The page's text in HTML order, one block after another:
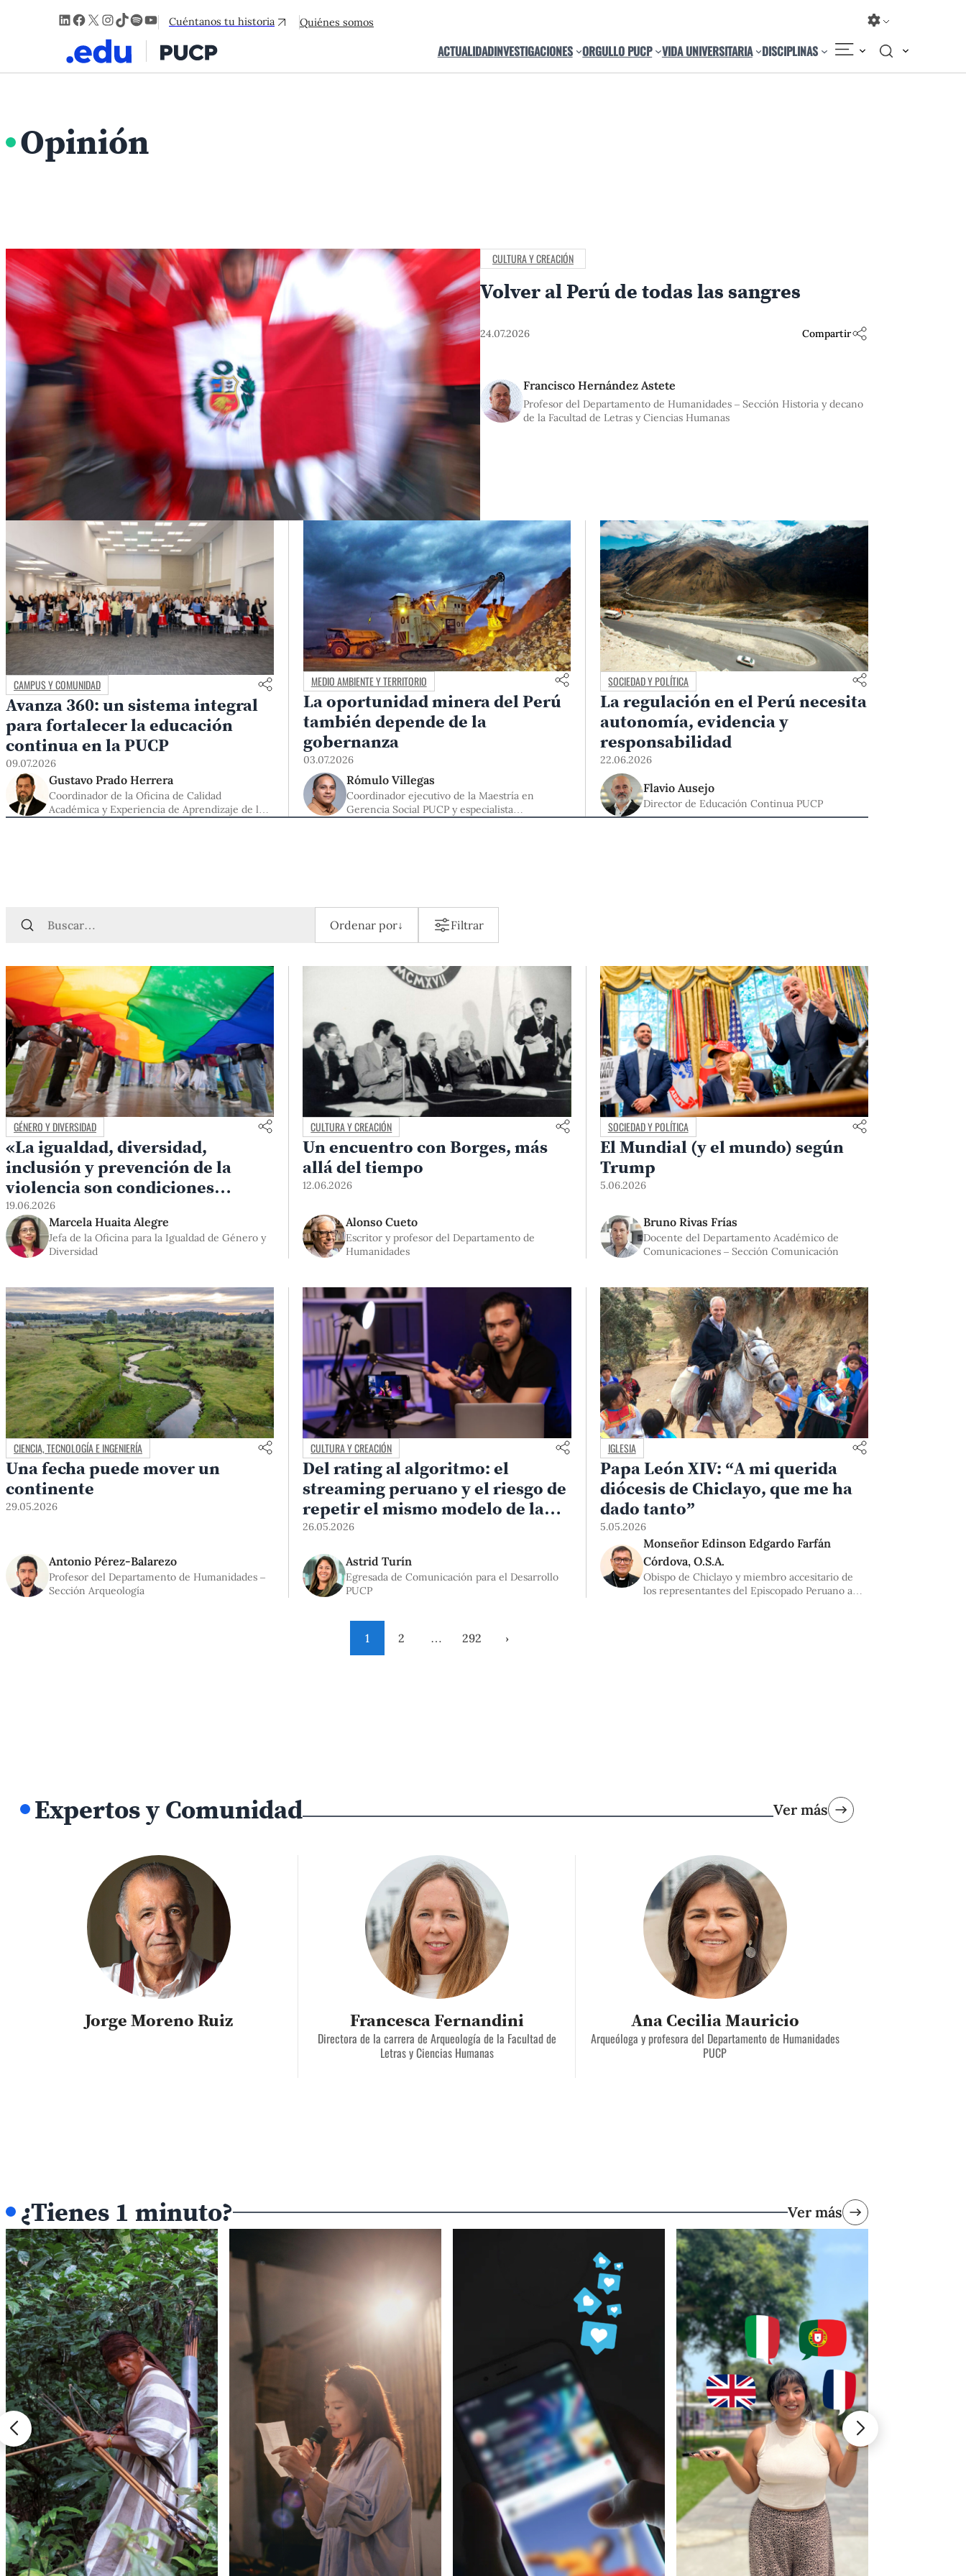
LinkedIn
Facebook
X Instagram
TikTok
Spotify
YouTube
Cuéntanos tu historia Quiénes somos
ACTUALIDADINVESTIGACIONES ORGULLO PUCP VIDA UNIVERSITARIA DISCIPLINAS
Opinión
CULTURA Y CREACIÓN
Volver al Perú de todas las sangres
24.07.2026 Compartir
Francisco Hernández Astete
Profesor del Departamento de Humanidades – Sección Historia y decano
de la Facultad de Letras y Ciencias Humanas
CAMPUS Y COMUNIDAD
Avanza 360: un sistema integral
para fortalecer la educación
continua en la PUCP
09.07.2026
Gustavo Prado Herrera
Coordinador de la Oficina de Calidad
Académica y Experiencia de Aprendizaje de la
MEDIO AMBIENTE Y TERRITORIO
La oportunidad minera del Perú
también depende de la
gobernanza
03.07.2026
Rómulo Villegas
Coordinador ejecutivo de la Maestría en
Gerencia Social PUCP y especialista
SOCIEDAD Y POLÍTICA
La regulación en el Perú necesita
autonomía, evidencia y
responsabilidad
22.06.2026
Flavio Ausejo
Director de Educación Continua PUCP
Ordenar por↓ Filtrar
GÉNERO Y DIVERSIDAD
«La igualdad, diversidad,
inclusión y prevención de la
violencia son condiciones
necesarias para que todas las
personas puedan aprender,
participar y desarrollarse
19.06.2026
Marcela Huaita Alegre
Jefa de la Oficina para la Igualdad de Género y
Diversidad
CULTURA Y CREACIÓN
Un encuentro con Borges, más
allá del tiempo
12.06.2026
Alonso Cueto
Escritor y profesor del Departamento de
Humanidades
SOCIEDAD Y POLÍTICA
El Mundial (y el mundo) según
Trump
5.06.2026
Bruno Rivas Frías
Docente del Departamento Académico de
Comunicaciones – Sección Comunicación
CIENCIA, TECNOLOGÍA E INGENIERÍA
Una fecha puede mover un
continente
29.05.2026
Antonio Pérez-Balarezo
Profesor del Departamento de Humanidades –
Sección Arqueología
CULTURA Y CREACIÓN
Del rating al algoritmo: el
streaming peruano y el riesgo de
repetir el mismo modelo de la
televisión
26.05.2026
Astrid Turín
Egresada de Comunicación para el Desarrollo
PUCP
IGLESIA
Papa León XIV: “A mi querida
diócesis de Chiclayo, que me ha
dado tanto”
5.05.2026
Monseñor Edinson Edgardo Farfán
Córdova, O.S.A.
Obispo de Chiclayo y miembro accesitario de
los representantes del Episcopado Peruano ante
1 2 … 292 ›
Expertos y Comunidad Ver más
Jorge Moreno Ruiz Francesca Fernandini
Directora de la carrera de Arqueología de la Facultad de
Letras y Ciencias Humanas
Ana Cecilia Mauricio
Arqueóloga y profesora del Departamento de Humanidades
PUCP
¿Tienes 1 minuto? Ver más